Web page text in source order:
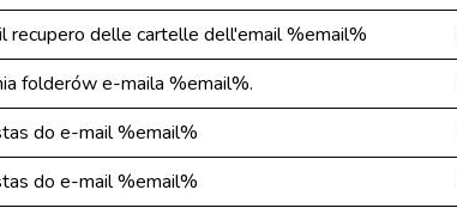
recupero delle cartelle dell'email %email%
folderów e-maila %email%.
do e-mail %email%
do e-mail %email%